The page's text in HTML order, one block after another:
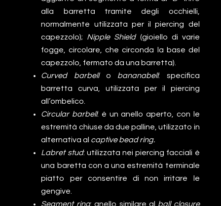
alla barretta tramite degli occhielli,
normalmente utilizzata per il piercing del
capezzolo); Nipple Shield(gioiello di varie
fogge, circolare, che circonda la base del
capezzolo, fermato da una barretta).
Curved barbello bananabell: specifica
barretta curva, utilizzata per il piercing
all’ombelico.
Circular barbell: è un anello aperto, con le
estremità chiuse da due palline, utilizzato in
alternativa al captive bead ring.
Labret stud: utilizzata nei piercing facciali è
una baretta con a una estremità terminale
piatto per consentire di non irritare le
gengive.
Segment ring: anello similare al ball closure